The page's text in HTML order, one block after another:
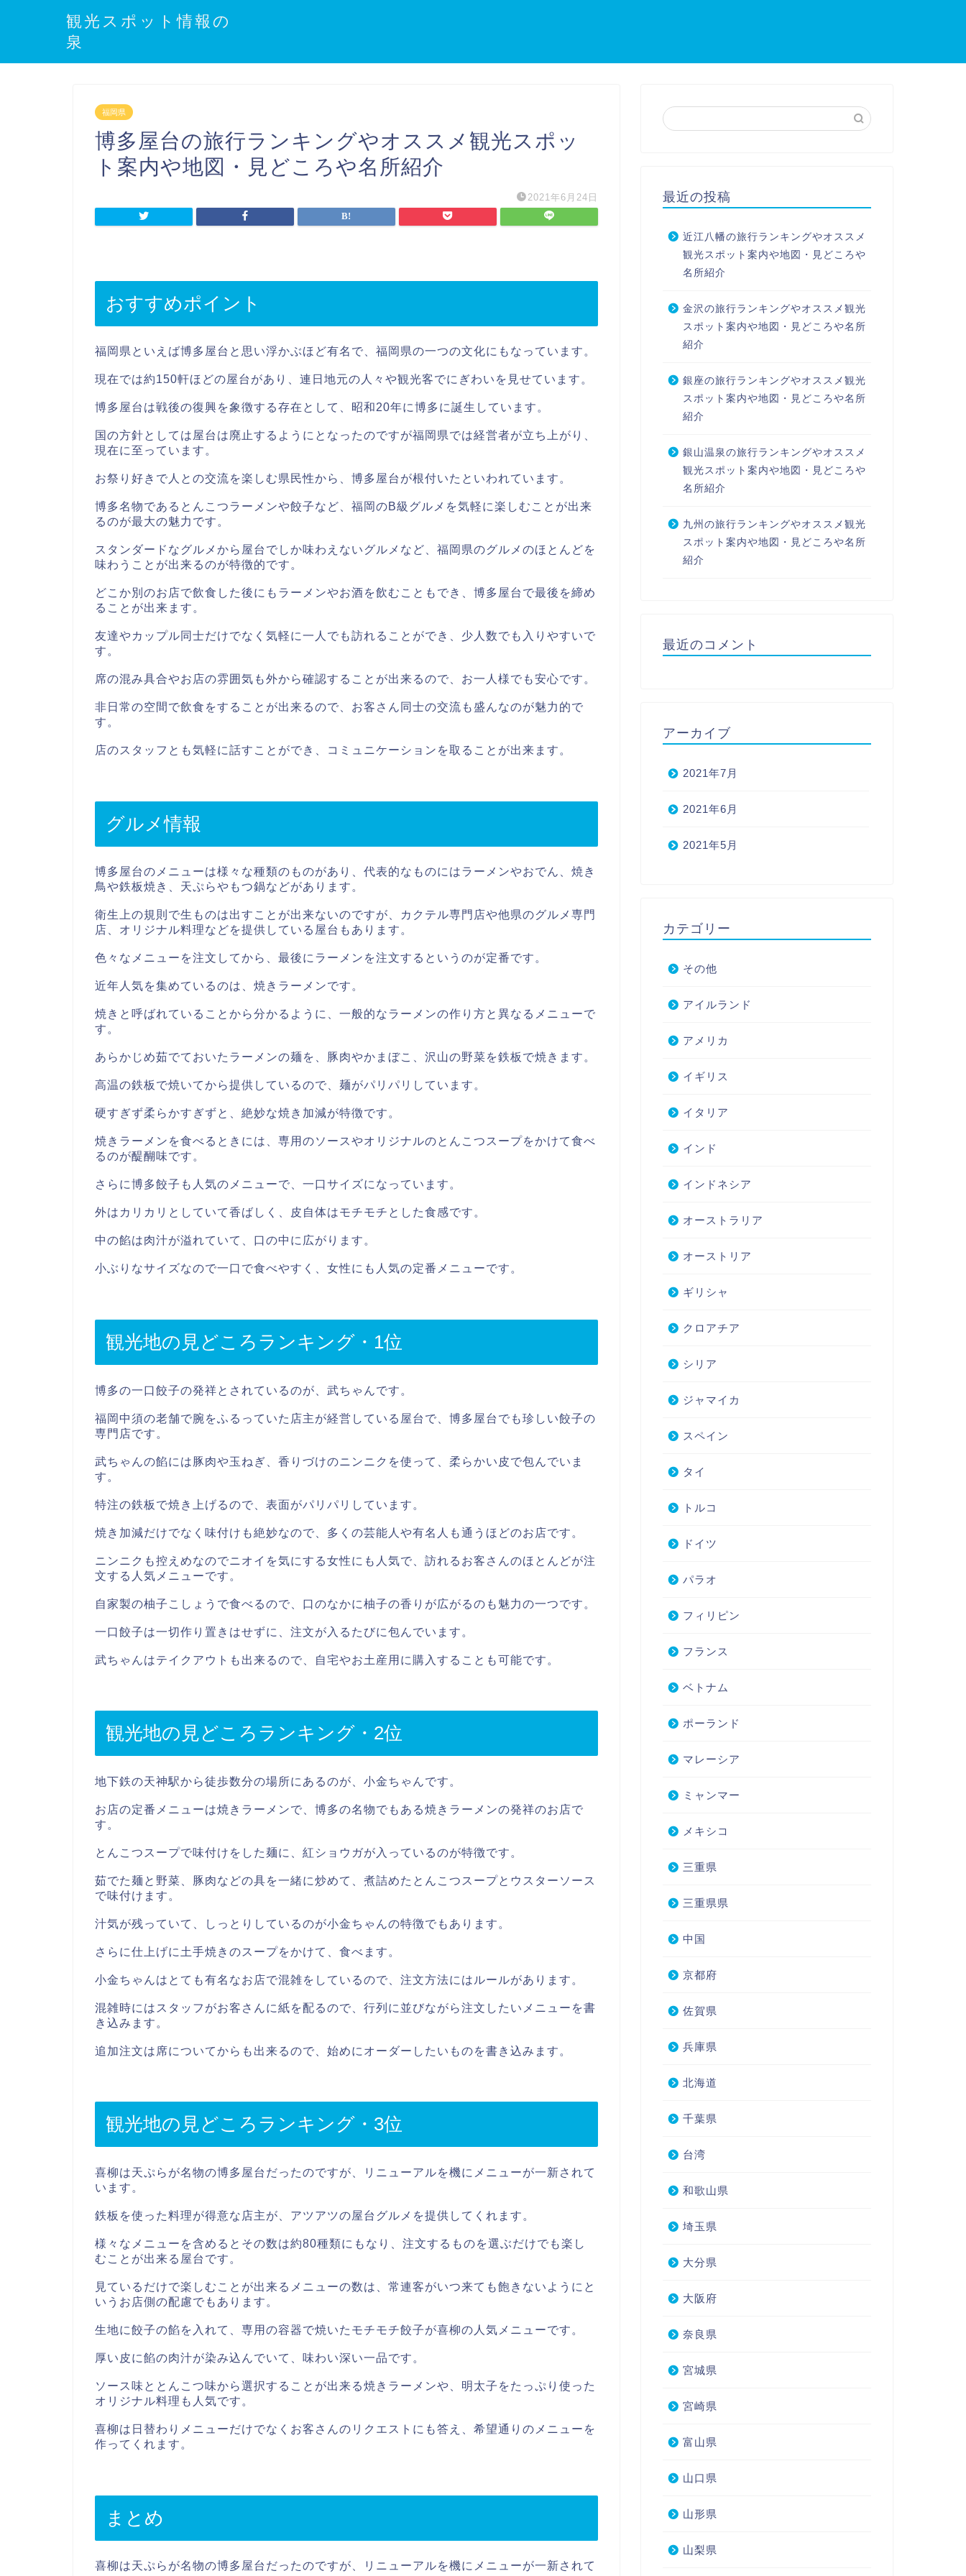
観光スポット情報の
泉
福岡県
博多屋台の旅行ランキングやオススメ観光スポッ
ト案内や地図・見どころや名所紹介
2021年6月24日
おすすめポイント
福岡県といえば博多屋台と思い浮かぶほど有名で、福岡県の一つの文化にもなっています。
現在では約150軒ほどの屋台があり、連日地元の人々や観光客でにぎわいを見せています。
博多屋台は戦後の復興を象徴する存在として、昭和20年に博多に誕生しています。
国の方針としては屋台は廃止するようにとなったのですが福岡県では経営者が立ち上がり、
現在に至っています。
お祭り好きで人との交流を楽しむ県民性から、博多屋台が根付いたといわれています。
博多名物であるとんこつラーメンや餃子など、福岡のB級グルメを気軽に楽しむことが出来
るのが最大の魅力です。
スタンダードなグルメから屋台でしか味わえないグルメなど、福岡県のグルメのほとんどを
味わうことが出来るのが特徴的です。
どこか別のお店で飲食した後にもラーメンやお酒を飲むこともでき、博多屋台で最後を締め
ることが出来ます。
友達やカップル同士だけでなく気軽に一人でも訪れることができ、少人数でも入りやすいで
す。
席の混み具合やお店の雰囲気も外から確認することが出来るので、お一人様でも安心です。
非日常の空間で飲食をすることが出来るので、お客さん同士の交流も盛んなのが魅力的で
す。
店のスタッフとも気軽に話すことができ、コミュニケーションを取ることが出来ます。
グルメ情報
博多屋台のメニューは様々な種類のものがあり、代表的なものにはラーメンやおでん、焼き
鳥や鉄板焼き、天ぷらやもつ鍋などがあります。
衛生上の規則で生ものは出すことが出来ないのですが、カクテル専門店や他県のグルメ専門
店、オリジナル料理などを提供している屋台もあります。
色々なメニューを注文してから、最後にラーメンを注文するというのが定番です。
近年人気を集めているのは、焼きラーメンです。
焼きと呼ばれていることから分かるように、一般的なラーメンの作り方と異なるメニューで
す。
あらかじめ茹でておいたラーメンの麺を、豚肉やかまぼこ、沢山の野菜を鉄板で焼きます。
高温の鉄板で焼いてから提供しているので、麺がパリパリしています。
硬すぎず柔らかすぎずと、絶妙な焼き加減が特徴です。
焼きラーメンを食べるときには、専用のソースやオリジナルのとんこつスープをかけて食べ
るのが醍醐味です。
さらに博多餃子も人気のメニューで、一口サイズになっています。
外はカリカリとしていて香ばしく、皮自体はモチモチとした食感です。
中の餡は肉汁が溢れていて、口の中に広がります。
小ぶりなサイズなので一口で食べやすく、女性にも人気の定番メニューです。
観光地の見どころランキング・1位
博多の一口餃子の発祥とされているのが、武ちゃんです。
福岡中須の老舗で腕をふるっていた店主が経営している屋台で、博多屋台でも珍しい餃子の
専門店です。
武ちゃんの餡には豚肉や玉ねぎ、香りづけのニンニクを使って、柔らかい皮で包んでいま
す。
特注の鉄板で焼き上げるので、表面がパリパリしています。
焼き加減だけでなく味付けも絶妙なので、多くの芸能人や有名人も通うほどのお店です。
ニンニクも控えめなのでニオイを気にする女性にも人気で、訪れるお客さんのほとんどが注
文する人気メニューです。
自家製の柚子こしょうで食べるので、口のなかに柚子の香りが広がるのも魅力の一つです。
一口餃子は一切作り置きはせずに、注文が入るたびに包んでいます。
武ちゃんはテイクアウトも出来るので、自宅やお土産用に購入することも可能です。
観光地の見どころランキング・2位
地下鉄の天神駅から徒歩数分の場所にあるのが、小金ちゃんです。
お店の定番メニューは焼きラーメンで、博多の名物でもある焼きラーメンの発祥のお店で
す。
とんこつスープで味付けをした麺に、紅ショウガが入っているのが特徴です。
茹でた麺と野菜、豚肉などの具を一緒に炒めて、煮詰めたとんこつスープとウスターソース
で味付けます。
汁気が残っていて、しっとりしているのが小金ちゃんの特徴でもあります。
さらに仕上げに土手焼きのスープをかけて、食べます。
小金ちゃんはとても有名なお店で混雑をしているので、注文方法にはルールがあります。
混雑時にはスタッフがお客さんに紙を配るので、行列に並びながら注文したいメニューを書
き込みます。
追加注文は席についてからも出来るので、始めにオーダーしたいものを書き込みます。
観光地の見どころランキング・3位
喜柳は天ぷらが名物の博多屋台だったのですが、リニューアルを機にメニューが一新されて
います。
鉄板を使った料理が得意な店主が、アツアツの屋台グルメを提供してくれます。
様々なメニューを含めるとその数は約80種類にもなり、注文するものを選ぶだけでも楽し
むことが出来る屋台です。
見ているだけで楽しむことが出来るメニューの数は、常連客がいつ来ても飽きないようにと
いうお店側の配慮でもあります。
生地に餃子の餡を入れて、専用の容器で焼いたモチモチ餃子が喜柳の人気メニューです。
厚い皮に餡の肉汁が染み込んでいて、味わい深い一品です。
ソース味ととんこつ味から選択することが出来る焼きラーメンや、明太子をたっぷり使った
オリジナル料理も人気です。
喜柳は日替わりメニューだけでなくお客さんのリクエストにも答え、希望通りのメニューを
作ってくれます。
まとめ
喜柳は天ぷらが名物の博多屋台だったのですが、リニューアルを機にメニューが一新されて
最近の投稿
近江八幡の旅行ランキングやオススメ
観光スポット案内や地図・見どころや
名所紹介
金沢の旅行ランキングやオススメ観光
スポット案内や地図・見どころや名所
紹介
銀座の旅行ランキングやオススメ観光
スポット案内や地図・見どころや名所
紹介
銀山温泉の旅行ランキングやオススメ
観光スポット案内や地図・見どころや
名所紹介
九州の旅行ランキングやオススメ観光
スポット案内や地図・見どころや名所
紹介
最近のコメント
アーカイブ
2021年7月
2021年6月
2021年5月
カテゴリー
その他
アイルランド
アメリカ
イギリス
イタリア
インド
インドネシア
オーストラリア
オーストリア
ギリシャ
クロアチア
シリア
ジャマイカ
スペイン
タイ
トルコ
ドイツ
パラオ
フィリピン
フランス
ベトナム
ポーランド
マレーシア
ミャンマー
メキシコ
三重県
三重県県
中国
京都府
佐賀県
兵庫県
北海道
千葉県
台湾
和歌山県
埼玉県
大分県
大阪府
奈良県
宮城県
宮崎県
富山県
山口県
山形県
山梨県